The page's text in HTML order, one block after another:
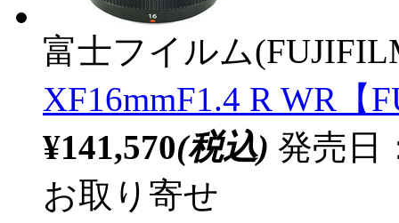
富士フイルム
XF16mmF1.4 R WR
¥141,570(税込) 発売日
お取り寄せ